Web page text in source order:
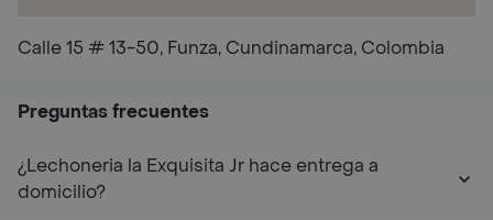
Calle 15 # 13-50, Funza, Cundinamarca, Colombia
Preguntas frecuentes
¿Lechoneria la Exquisita Jr hace entrega a
domicilio?